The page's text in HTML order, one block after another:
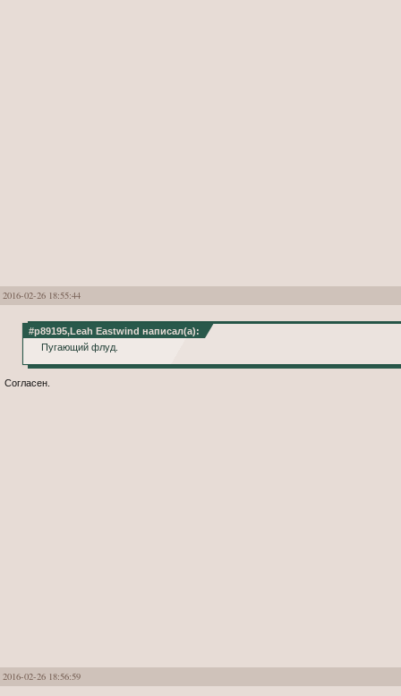
2016-02-26 18:55:44
#p89195,Leah Eastwind написал(а):
Пугающий флуд.
Согласен.
2016-02-26 18:56:59